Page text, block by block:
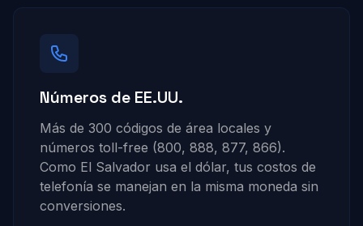
Números de EE.UU.
Más de 300 códigos de área locales y
números toll-free (800, 888, 877, 866).
Como El Salvador usa el dólar, tus costos de
telefonía se manejan en la misma moneda sin
conversiones.